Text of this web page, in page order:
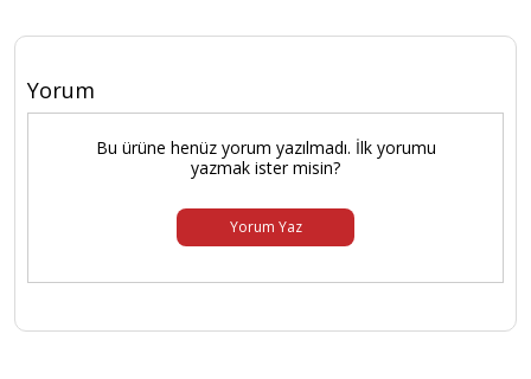
Yorum
Bu ürüne henüz yorum yazılmadı. İlk yorumu
yazmak ister misin?
Yorum Yaz